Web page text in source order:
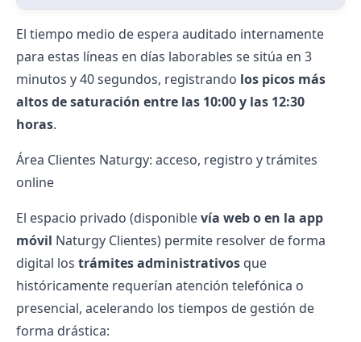
El tiempo medio de espera auditado internamente
para estas líneas en días laborables se sitúa en 3
minutos y 40 segundos, registrando los picos más
altos de saturación entre las 10:00 y las 12:30
horas.
Área Clientes Naturgy: acceso, registro y trámites
online
El espacio privado (disponiblevía web o en la app
móvil Naturgy Clientes) permite resolver de forma
digital los trámites administrativos que
históricamente requerían atención telefónica o
presencial, acelerando los tiempos de gestión de
forma drástica: